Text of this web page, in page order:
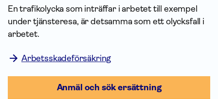
En trafikolycka som inträffar i arbetet till exempel
under tjänsteresa, är detsamma som ett olycksfall i
arbetet.
Arbetsskadeförsäkring
Anmäl och sök ersättning